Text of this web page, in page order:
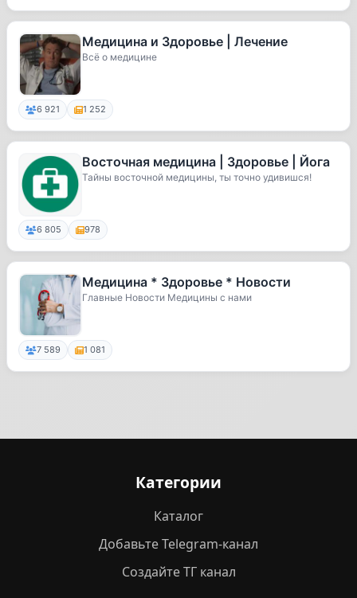
Медицина и Здоровье | Лечение
Всё о медицине
6 921 1 252
Восточная медицина | Здоровье | Йога
Тайны восточной медицины, ты точно удивишся!
6 805 978
Медицина * Здоровье * Новости
Главные Новости Медицины с нами
7 589 1 081
Категории
Каталог
Добавьте Telegram-канал
Создайте ТГ канал